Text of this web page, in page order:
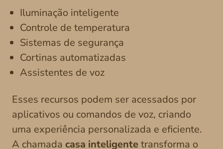
Iluminação inteligente
Controle de temperatura
Sistemas de segurança
Cortinas automatizadas
Assistentes de voz
Esses recursos podem ser acessados por
aplicativos ou comandos de voz, criando
uma experiência personalizada e eficiente.
A chamada casa inteligente transforma o